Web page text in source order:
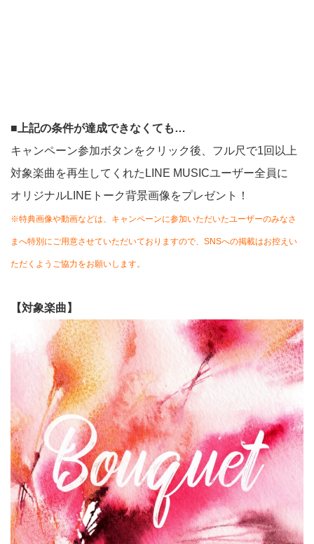
■ 上記の条件が達成できなくても…
キャンペーン参加ボタンをクリック後、フル尺で1回以上
対象楽曲を再生してくれたLINE MUSICユーザー全員に
オリジナルLINEトーク背景画像をプレゼント！
※特典画像や動画などは、キャンペーンに参加いただいたユーザーのみなさ
まへ特別にご用意させていただいておりますので、SNSへの掲載はお控えい
ただくようご協力をお願いします。
【対象楽曲 】